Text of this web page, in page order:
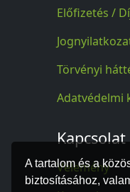
A tartalom és a
biztosításához,
Előfizetés /
Törvényi
Adatvédelmi
Kapcsolat
Vélemény